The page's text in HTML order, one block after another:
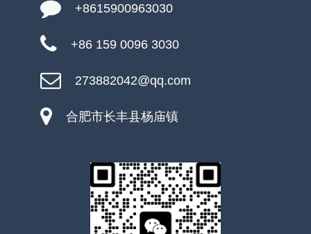
+8615900963030
+86 159 0096 3030
273882042@qq.com
合肥市长丰县杨庙镇